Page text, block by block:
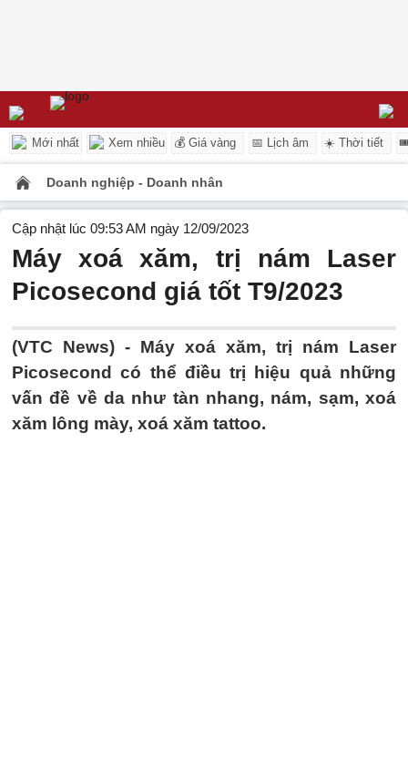
Mới nhất Xem nhiều 💰 Giá vàng 📅 Lịch âm ☀️ Thời tiết
Doanh nghiệp - Doanh nhân
Cập nhật lúc 09:53 AM ngày 12/09/2023
Máy xoá xăm, trị nám Laser
Picosecond giá tốt T9/2023
(VTC News) - Máy xoá xăm, trị nám Laser
Picosecond có thể điều trị hiệu quả những
vấn đề về da như tàn nhang, nám, sạm, xoá
xăm lông mày, xoá xăm tattoo.